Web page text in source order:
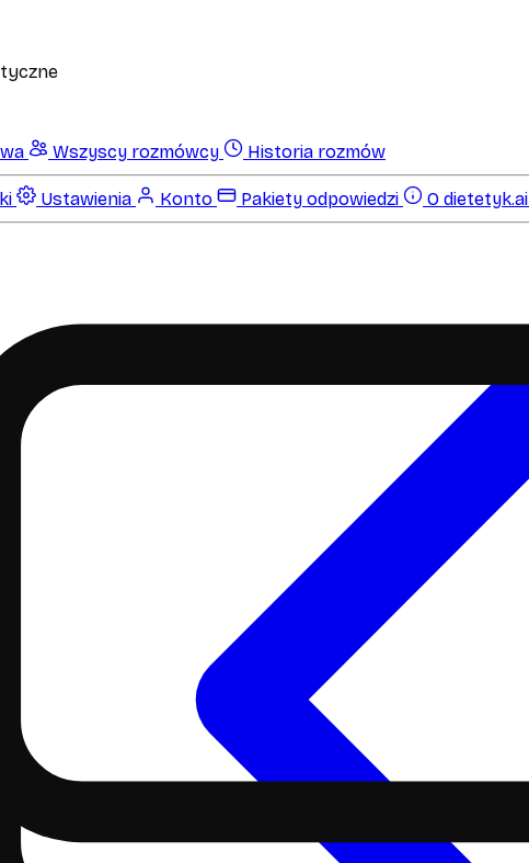
Wszyscy rozmówcy Historia rozmów
Ustawienia Konto Pakiety odpowiedzi O dietetyk.ai